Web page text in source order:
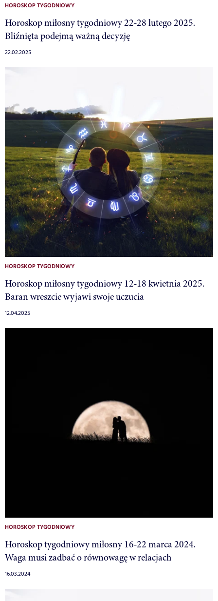
HOROSKOP TYGODNIOWY
Horoskop miłosny tygodniowy 22-28 lutego 2025.
Bliźnięta podejmą ważną decyzję
22.02.2025
HOROSKOP TYGODNIOWY
Horoskop miłosny tygodniowy 12-18 kwietnia 2025.
Baran wreszcie wyjawi swoje uczucia
12.04.2025
HOROSKOP TYGODNIOWY
Horoskop tygodniowy miłosny 16-22 marca 2024.
Waga musi zadbać o równowagę w relacjach
16.03.2024